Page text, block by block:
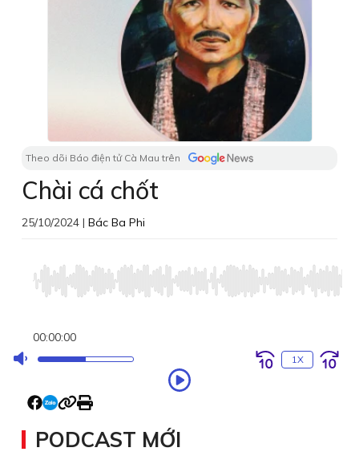
Theo dõi Báo điện tử Cà Mau trên
Chài cá chốt
25/10/2024 | Bác Ba Phi
Player
00:00:00
1X
PODCAST MỚI